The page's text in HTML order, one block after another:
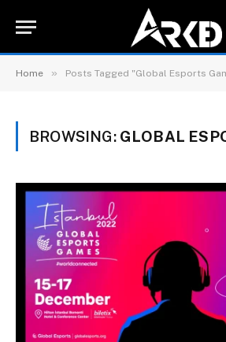
Home » Posts Tagged "Global Esports
BROWSING: GLOBAL